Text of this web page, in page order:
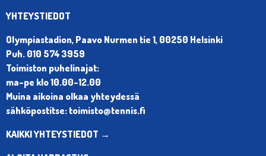
YHTEYSTIEDOT
Olympiastadion, Paavo Nurmen tie 1, 00250 Helsinki
Puh. 010 574 3959
Toimiston puhelinajat:
ma-pe klo 10.00-12.00
Muina aikoina olkaa yhteydessä
sähköpostitse: toimisto@tennis.fi
KAIKKI YHTEYSTIEDOT →